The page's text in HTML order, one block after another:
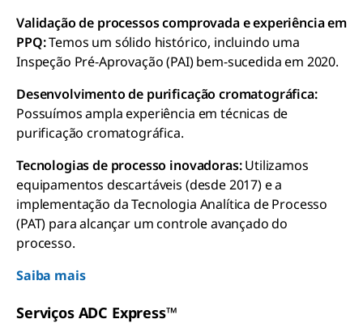
Validação de processos comprovada e experiência em
PPQ:Temos um sólido histórico, incluindo uma
Inspeção Pré-Aprovação (PAI) bem-sucedida em 2020.
Desenvolvimento de purificação cromatográfica:
Possuímos ampla experiência em técnicas de
purificação cromatográfica.
Tecnologias de processo inovadoras:Utilizamos
equipamentos descartáveis (desde 2017) e a
implementação da Tecnologia Analítica de Processo
(PAT) para alcançar um controle avançado do
processo.
Saiba mais
Serviços ADC Express™